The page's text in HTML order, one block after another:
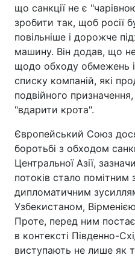
що санкції не є
зробити так, щоб росії
повільніше і дорожче
машину. Він додав, що
щодо обходу обмежень
списку компаній, які
подвійного
"вдарити крота".
Європейський Союз
боротьбі з обходом
Центральної Азії,
потоків стало
дипломатичним
Узбекистаном,
Проте, перед ним
в контексті Південно-
виступають не лише як